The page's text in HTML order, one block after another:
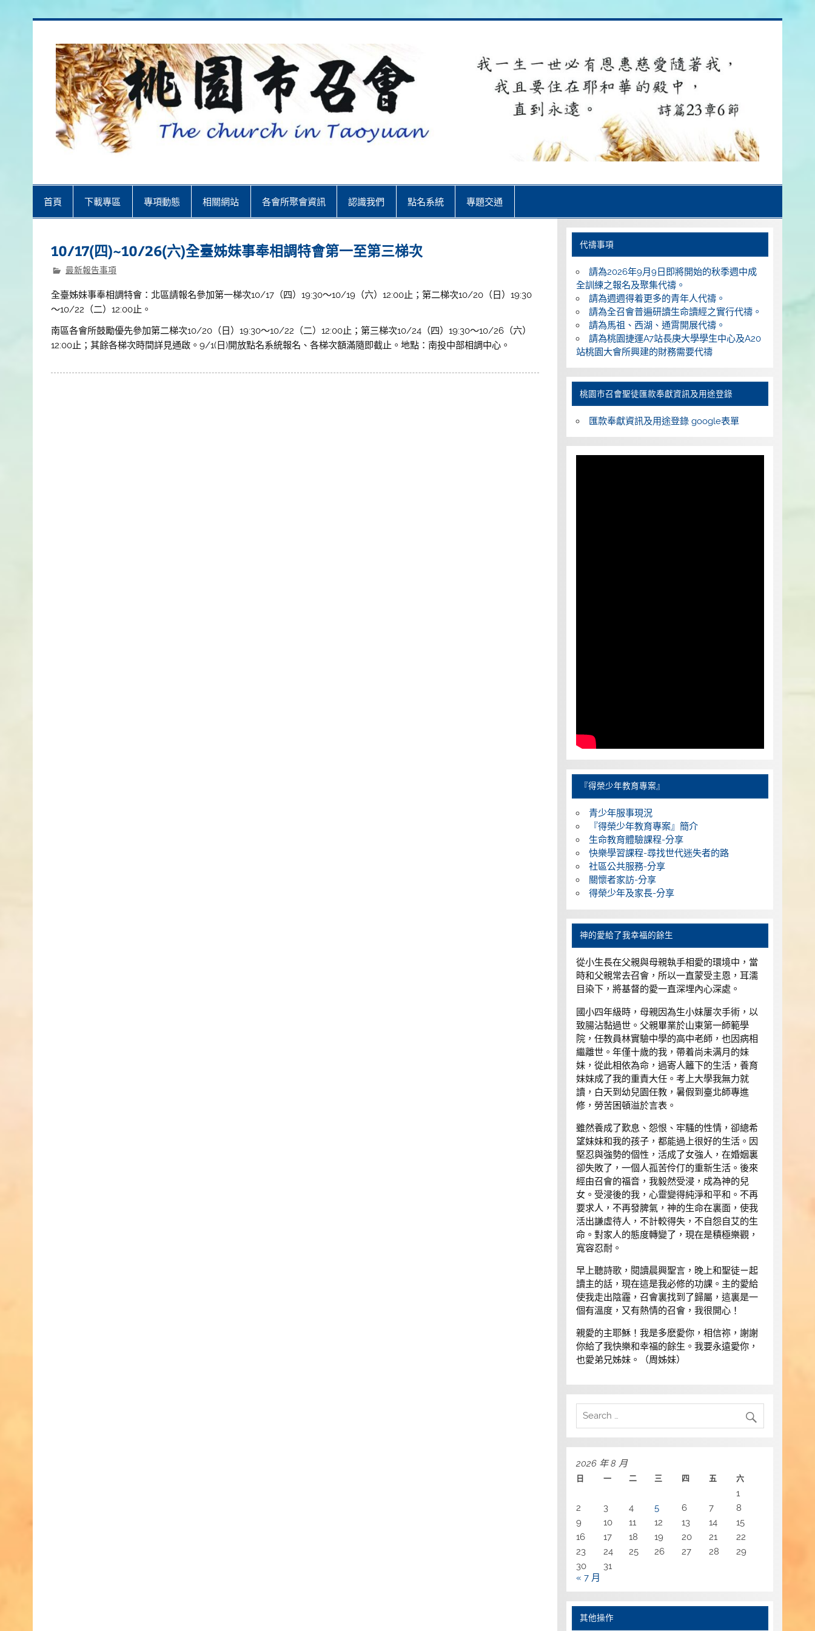
首頁 下載專區 專項動態 相關網站 各會所聚會資訊 認識我們 點名系統 專題交通
10/17(四)~10/26(六)全臺姊妹事奉相調特會第一至第三梯次
最新報告事項
全臺姊妹事奉相調特會：北區請報名參加第一梯次10/17（四）19:30～10/19（六）12:00止；第二梯次10/20（日）19:30
～10/22（二）12:00止。
南區各會所鼓勵優先參加第二梯次10/20（日）19:30～10/22（二）12:00止；第三梯次10/24（四）19:30～10/26（六）
12:00止；其餘各梯次時間詳見通啟。9/1(日)開放點名系統報名、各梯次額滿隨即截止。地點：南投中部相調中心。
代禱事項
請為2026年9月9日即將開始的秋季週中成
全訓練之報名及聚集代禱。
請為週週得着更多的青年人代禱。
請為全召會普遍研讀生命讀經之實行代禱。
請為馬祖、西湖、通霄開展代禱。
請為桃園捷運A7站長庚大學學生中心及A20
站桃園大會所興建的財務需要代禱
桃園巿召會聖徒匯款奉獻資訊及用途登錄
匯款奉獻資訊及用途登錄 google表單
『得榮少年教育專案』
青少年服事現況
『得榮少年教育專案』簡介
生命教育體驗課程-分享
快樂學習課程-尋找世代迷失者的路
社區公共服務-分享
關懷者家訪-分享
得榮少年及家長-分享
神的愛給了我幸福的餘生
從小生長在父親與母親執手相愛的環境中，當
時和父親常去召會，所以一直蒙受主恩，耳濡
目染下，將基督的愛一直深埋內心深處。
國小四年級時，母親因為生小妹屢次手術，以
致腸沾黏過世。父親畢業於山東第一師範學
院，任教員林實驗中學的高中老師，也因病相
繼離世。年僅十歲的我，帶着尚未满月的妹
妹，從此相依為命，過寄人籬下的生活，養育
妹妹成了我的重責大任。考上大學我無力就
讀，白天到幼兒園任教，暑假到臺北師專進
修，勞苦困頓溢於言表。
雖然養成了歎息、怨恨、牢騷的性情，卻總希
望妹妹和我的孩子，都能過上很好的生活。因
堅忍與強勢的個性，活成了女強人，在婚姻裏
卻失敗了，一個人孤苦伶仃的重新生活。後來
經由召會的福音，我毅然受浸，成為神的兒
女。受浸後的我，心靈變得純淨和平和。不再
要求人，不再發脾氣，神的生命在裏面，使我
活出謙虛待人，不計較得失，不自怨自艾的生
命。對家人的態度轉變了，現在是積極樂觀，
寬容忍耐。
早上聽詩歌，閱讀晨興聖言，晚上和聖徒ㄧ起
讀主的話，現在這是我必修的功課。主的愛給
使我走出陰霾，召會裏找到了歸屬，這裏是一
個有溫度，又有熱情的召會，我很開心！
親愛的主耶穌！我是多麽愛你，相信祢，謝謝
你給了我快樂和幸福的餘生。我要永遠愛你，
也愛弟兄姊妹。（周姊妹）
2026 年 8 月
日 一 二 三 四 五 六
1
2
3 4 5 6 7
8
9
10 11 12 13 14
15
16
17 18 19 20 21
22
23
24 25 26 27 28
29
30
31
« 7 月
其他操作